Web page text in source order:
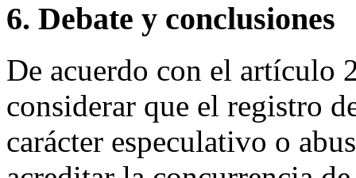
6. Debate y conclusiones
De acuerdo con el artículo
considerar que el registro
carácter especulativo o